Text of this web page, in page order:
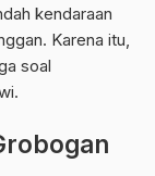
kendaraan
Karena itu,
soal